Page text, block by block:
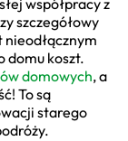
współpracy z
szczegółowy
domu koszt.
domowych, a
To są
starego